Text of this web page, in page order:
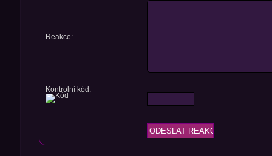
Reakce:
Kontrolní kód: